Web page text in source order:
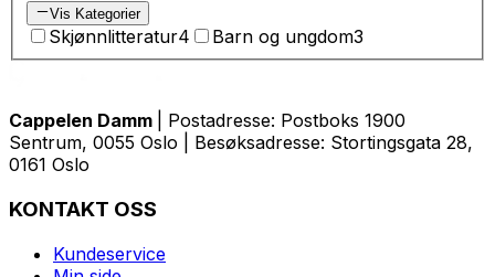
Vis Kategorier
Skjønnlitteratur4 Barn og ungdom3
Cappelen Damm
| Postadresse: Postboks 1900
Sentrum, 0055 Oslo | Besøksadresse: Stortingsgata 28,
0161 Oslo
KONTAKT OSS
Kundeservice